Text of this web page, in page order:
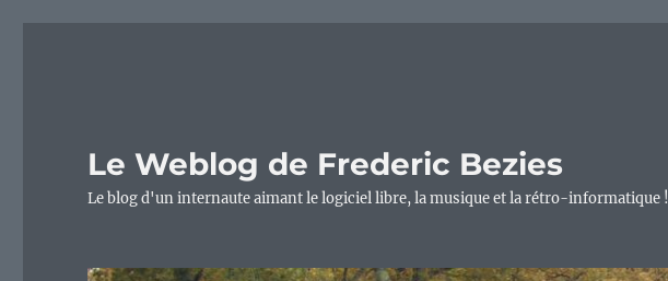
Le Weblog de Frederic Bezies
Le blog d'un internaute aimant le logiciel libre, la musique et la rétro-informatique !